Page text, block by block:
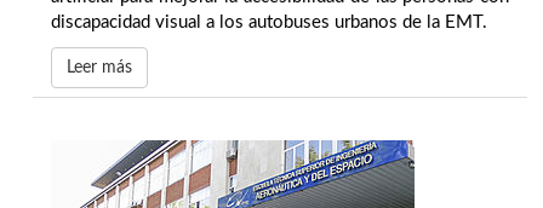
discapacidad visual a los autobuses urbanos de la EMT.
Leer más